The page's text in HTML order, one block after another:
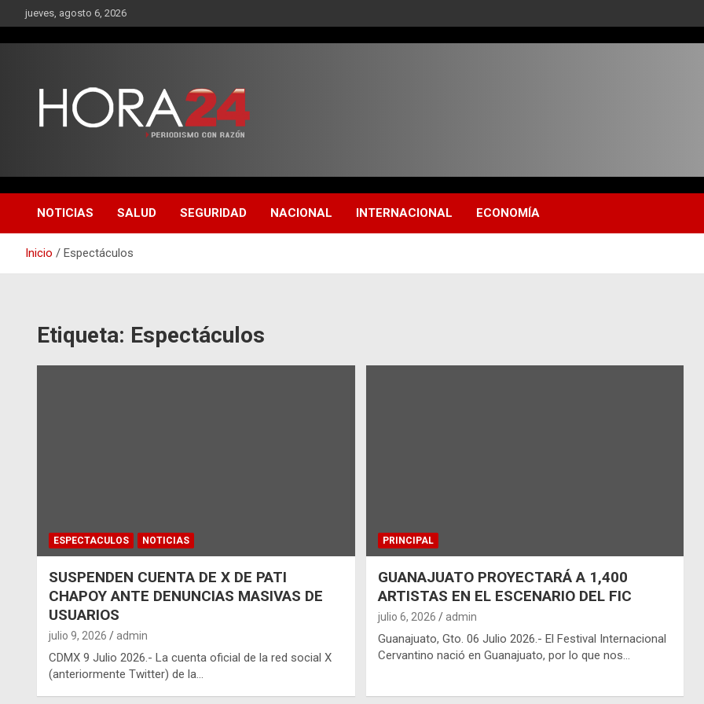
Saltar
al
contenido
jueves, agosto 6, 2026
NOTICIAS SALUD SEGURIDAD NACIONAL INTERNACIONAL ECONOMÍA
Inicio Espectáculos
Etiqueta: Espectáculos
ESPECTACULOS NOTICIAS
SUSPENDEN CUENTA DE X DE PATI
CHAPOY ANTE DENUNCIAS MASIVAS DE
USUARIOS
julio 9, 2026 admin
CDMX 9 Julio 2026.- La cuenta oficial de la red social X
(anteriormente Twitter) de la…
PRINCIPAL
GUANAJUATO PROYECTARÁ A 1,400
ARTISTAS EN EL ESCENARIO DEL FIC
julio 6, 2026 admin
Guanajuato, Gto. 06 Julio 2026.- El Festival Internacional
Cervantino nació en Guanajuato, por lo que nos…